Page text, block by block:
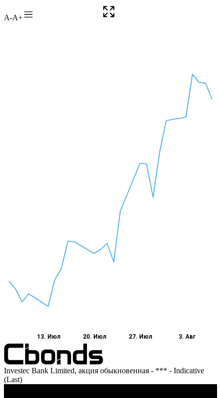
A-A+
13. Июл 20. Июл 27. Июл 3. Авг
Investec Bank Limited, акция обыкновенная - *** - Indicative
(Last)